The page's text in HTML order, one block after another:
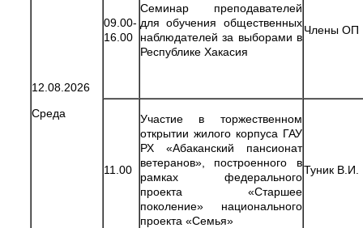
12.08.2026
Среда
09.00-
16.00
Семинар преподавателей
для обучения общественных
наблюдателей за выборами в
Республике Хакасия
Члены ОП
11.00
Участие в торжественном
открытии жилого корпуса ГАУ
РХ «Абаканский пансионат
ветеранов», построенного в
рамках федерального
проекта «Старшее
поколение» национального
проекта «Семья»
Туник В.И.